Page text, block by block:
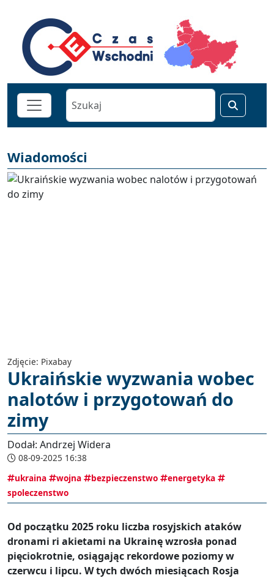
Wiadomości
Zdjęcie: Pixabay
Ukraińskie wyzwania wobec
nalotów i przygotowań do
zimy
Dodał: Andrzej Widera
08-09-2025 16:38
ukraina
wojna bezpieczenstwo
energetyka
spoleczenstwo
Od początku 2025 roku liczba rosyjskich ataków
dronami ri akietami na Ukrainę wzrosła ponad
pięciokrotnie, osiągając rekordowe poziomy w
czerwcu i lipcu. W tych dwóch miesiącach Rosja